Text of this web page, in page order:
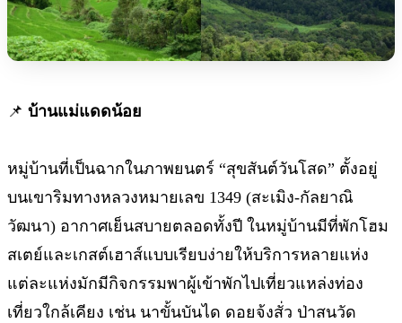
📌 บ้านแม่แดดน้อย
หมู่บ้านที่เป็นฉากในภาพยนตร์ “สุขสันต์วันโสด” ตั้งอยู่
บนเขาริมทางหลวงหมายเลข 1349 (สะเมิง-กัลยาณิ
วัฒนา) อากาศเย็นสบายตลอดทั้งปี ในหมู่บ้านมีที่พักโฮม
สเตย์และเกสต์เฮาส์แบบเรียบง่ายให้บริการหลายแห่ง
แต่ละแห่งมักมีกิจกรรมพาผู้เข้าพักไปเที่ยวแหล่งท่อง
เที่ยวใกล้เคียง เช่น นาขั้นบันได ดอยจ้งสั่ว ป่าสนวัด